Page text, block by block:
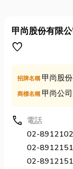
甲尚股份有限
favorite
招牌名稱 甲尚股
商標名稱 甲尚公司
call 電話
02-
02-
02-